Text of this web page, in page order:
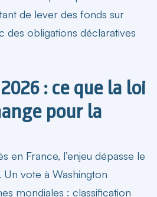
de lever des fonds sur
des obligations déclaratives
: ce que la loi
pour la
en France, l’enjeu dépasse le
vote à Washington
mondiales : classification